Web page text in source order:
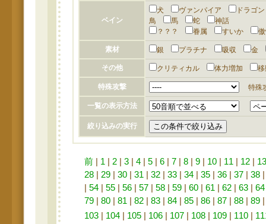
ベイン
犬 ヴァンパイア
ドラゴ
鳥
馬 蛇
神話
？？？
眷属 すいか
素材 銀 プラチナ 吸収 金
その他 クリティカル 体力増加
特殊攻撃 特殊
一覧の表示方法
絞り込みの実行
前 1 2 3 4 5 6 7 8 9 10 11 12
13
28
29 30 31 32 33 34 35 36 37 38
54 55 56 57 58 59 60 61 62 63 64
79
80 81 82 83 84 85 86 87 88 89
103
104 105 106 107 108 109 110